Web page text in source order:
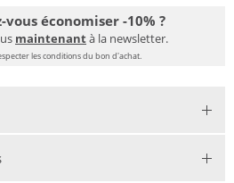
vous économiser -10% ?
maintenantà la newsletter.
les conditions du bon d'achat.